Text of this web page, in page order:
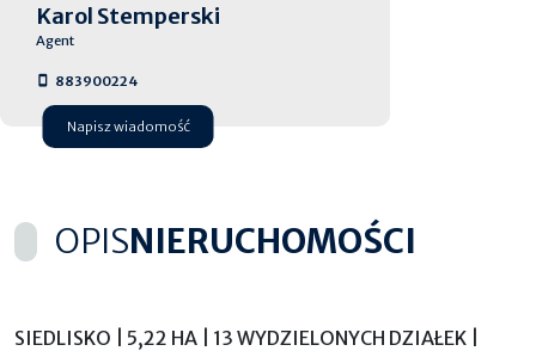
Karol Stemperski
Agent
883900224
Napisz wiadomość
OPISNIERUCHOMOŚCI
SIEDLISKO | 5,22 HA | 13 WYDZIELONYCH DZIAŁEK |